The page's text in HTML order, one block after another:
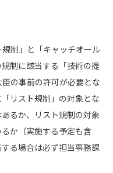
制」と「キャッチオール
制に該当する「技術の提
の事前の許可が必要とな
リスト規制」の対象とな
るか、リスト規制の対象
か（実施する予定も含
る場合は必ず担当事務課